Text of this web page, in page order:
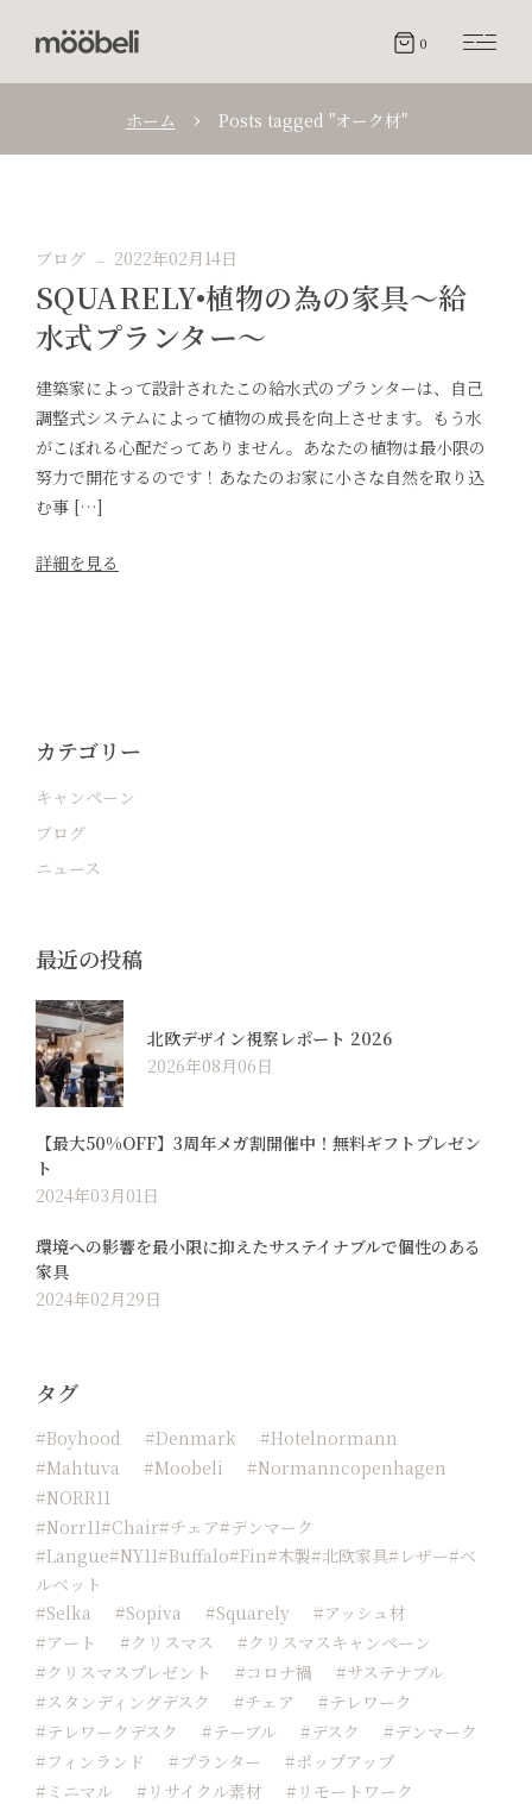
0
ホーム Posts tagged "オーク材"
ブログ 2022年02月14日
SQUARELY•植物の為の家具〜給
水式プランター〜
建築家によって設計されたこの給水式のプランターは、自己
調整式システムによって植物の成長を向上させます。もう水
がこぼれる心配だってありません。あなたの植物は最小限の
努力で開花するのです！あなたのお家に小さな自然を取り込
む事 […]
詳細を見る
カテゴリー
キャンペーン
ブログ
ニュース
最近の投稿
北欧デザイン視察レポート 2026
2026年08月06日
【最大50%OFF】3周年メガ割開催中！無料ギフトプレゼン
ト
2024年03月01日
環境への影響を最小限に抑えたサステイナブルで個性のある
家具
2024年02月29日
タグ
#boyhood #Denmark
#hotelnormann
#Mahtuva
#moobeli
#normanncopenhagen
#NORR11
#Norr11#chair#チェア#デンマーク
#langue#NY11#buffalo#fin#木製#北欧家具#レザー#ベ
ルベット
#Selka
#sopiva #squarely
#アッシュ材
#アート
#クリスマス
#クリスマスキャンペーン
#クリスマスプレゼント
#コロナ禍
#サステナブル
#スタンディングデスク
#チェア
#テレワーク
#テレワークデスク
#テーブル #デスク
#デンマーク
#フィンランド
#プランター
#ポップアップ
#ミニマル
#リサイクル素材
#リモートワーク